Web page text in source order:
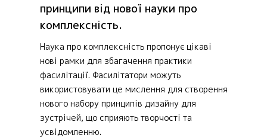
принципи від нової науки про
комплексність.
Наука про комплексність пропонує цікаві
нові рамки для збагачення практики
фасилітації. Фасилітатори можуть
використовувати це мислення для створення
нового набору принципів дизайну для
зустрічей, що сприяють творчості та
усвідомленню.